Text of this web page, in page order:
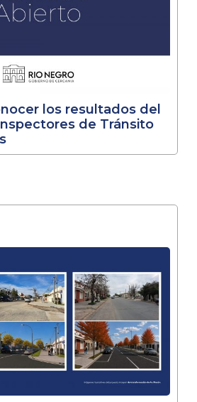
los resultados del
de Tránsito